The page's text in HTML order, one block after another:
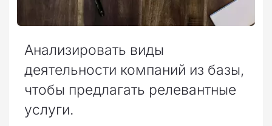
Анализировать виды
деятельности компаний из базы,
чтобы предлагать релевантные
услуги.